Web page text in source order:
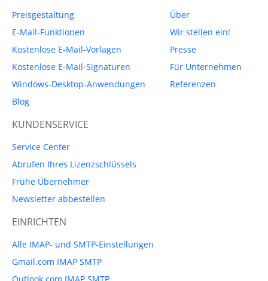
Preisgestaltung
E-Mail-Funktionen
Kostenlose E-Mail-Vorlagen
Kostenlose E-Mail-Signaturen
Windows-Desktop-Anwendungen
Blog
Über
Wir stellen ein!
Presse
Für Unternehmen
Referenzen
KUNDENSERVICE
Service Center
Abrufen Ihres Lizenzschlüssels
Frühe Übernehmer
Newsletter abbestellen
EINRICHTEN
Alle IMAP- und SMTP-Einstellungen
Gmail.com IMAP SMTP